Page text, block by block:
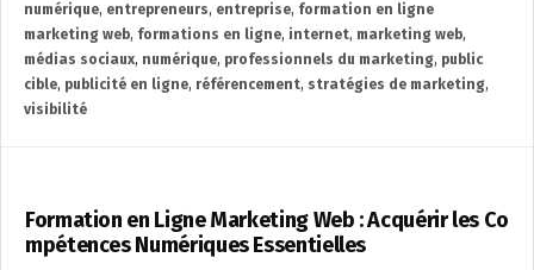
numérique, entrepreneurs, entreprise, formation en ligne
marketing web, formations en ligne, internet, marketing web,
médias sociaux, numérique, professionnels du marketing, public
cible, publicité en ligne, référencement, stratégies de marketing,
visibilité
Formation en Ligne Marketing Web : Acquérir les Co
mpétences Numériques Essentielles